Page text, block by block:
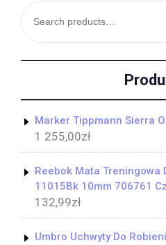
Marker Tippmann Sierra
1 255,00zł
Reebok Mata Treningowa
11015Bk 10mm 706761
132,99zł
Umbro Uchwyty Do